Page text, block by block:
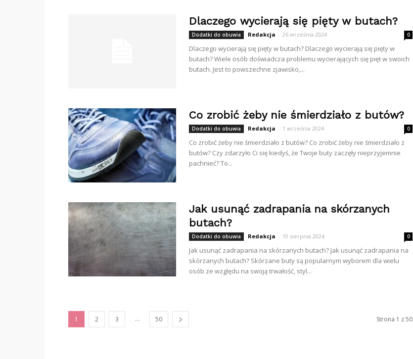
Dlaczego wycierają się pięty w butach?
Dodatki do obuwia Redakcja - 26 września 2024 0
Dlaczego wycierają się pięty w butach? Dlaczego wycierają się pięty w
butach? Wiele osób doświadcza problemu wycierających się pięt w swoich
butach. Jest to powszechne zjawisko,...
Co zrobić żeby nie śmierdziało z butów?
Dodatki do obuwia Redakcja - 1 września 2024 0
Co zrobić żeby nie śmierdziało z butów? Co zrobić żeby nie śmierdziało z
butów? Czy zdarzyło Ci się kiedyś, że Twoje buty zaczęły nieprzyjemnie
pachnieć? To...
Jak usunąć zadrapania na skórzanych
butach?
Dodatki do obuwia Redakcja - 10 sierpnia 2024 0
Jak usunąć zadrapania na skórzanych butach? Jak usunąć zadrapania na
skórzanych butach? Skórzane buty są popularnym wyborem dla wielu
osób ze względu na swoją trwałość, styl...
1 2 3 ... 50 Strona 1 z 50